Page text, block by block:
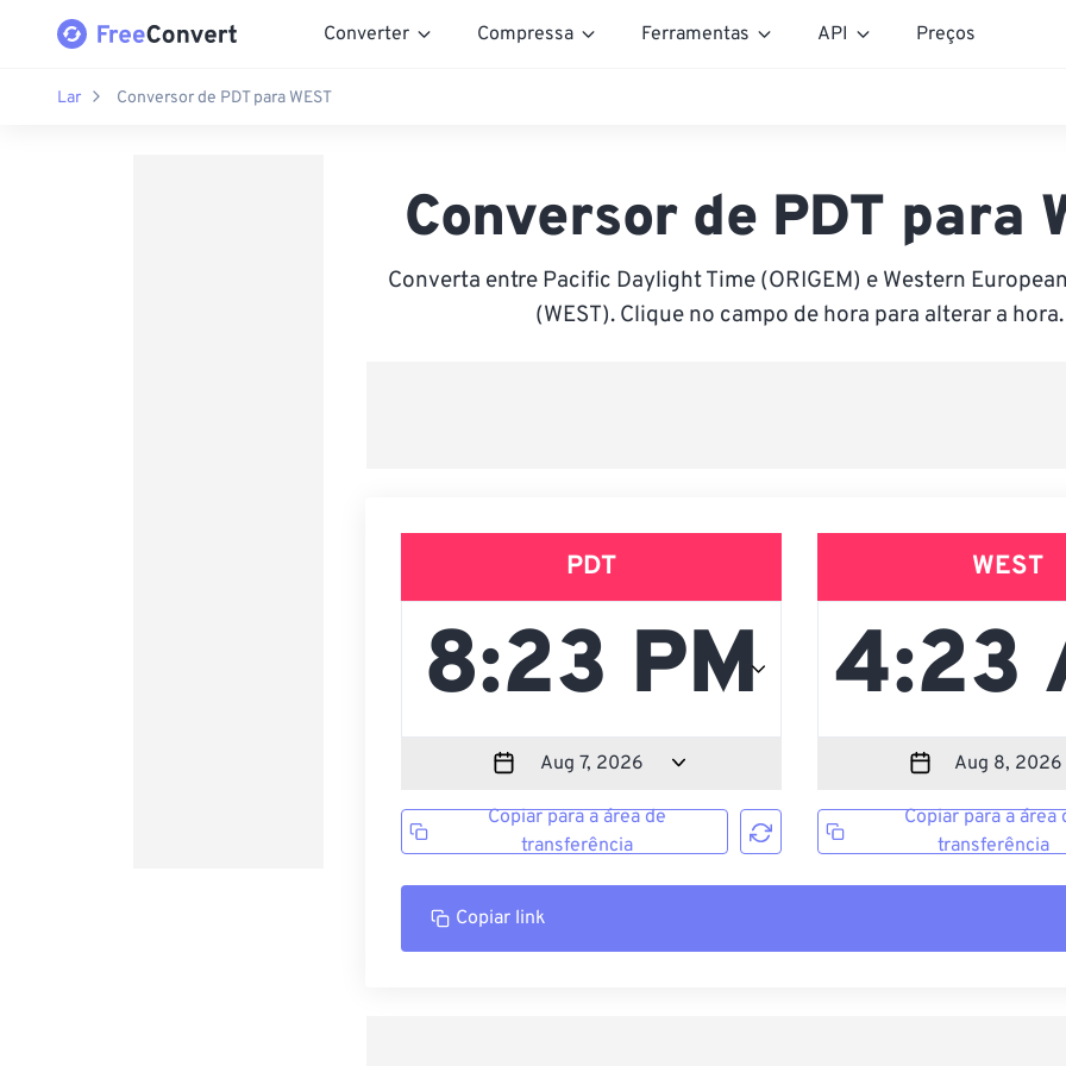
Converter Compressa Ferramentas API Preços
Lar Conversor de PDT para WEST
Conversor de PDT para
Converta entre Pacific Daylight Time (ORIGEM) e Western
(WEST). Clique no campo de hora para alterar a hora.
PDT
Copiar para a área de
transferência
WEST
Copiar para a área
transferência
Copiar link